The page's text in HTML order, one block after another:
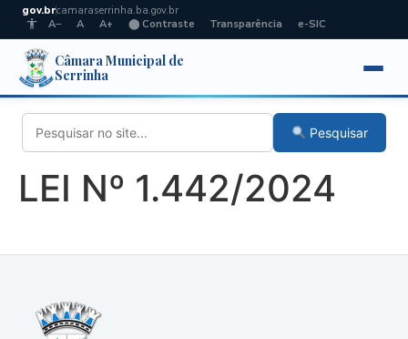
gov.brcamaraserrinha.ba.gov.br
A−
A A+ ⬤ Contraste Transparência e-SIC
Câmara Municipal de
Serrinha
Pesquisar
LEI Nº 1.442/2024